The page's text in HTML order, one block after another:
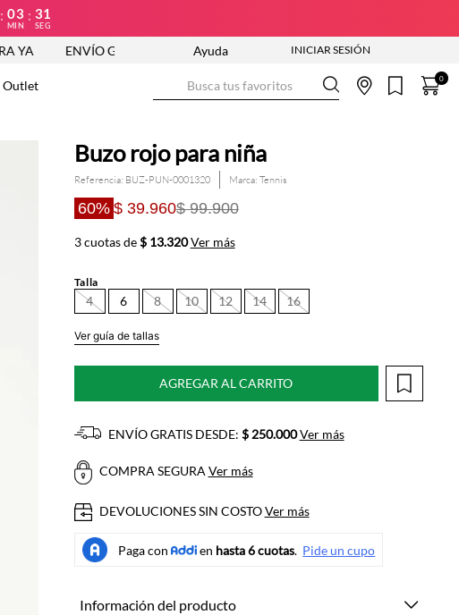
: 03
MIN
: 30
SEG
ENVÍO GRATIS DESDE $250.000 NUEVA COLECCIÓN VER AHORA
Ayuda
Outlet 0
Buzo rojo para niña
Referencia: BUZ-PUN-0001320 Tennis
60% $ 39.960$ 99.900
3 cuotas de$ 13.320 Ver más
Talla
4 6 8 10 12 14 16
Ver guía de tallas
AGREGAR AL CARRITO
ENVÍO GRATIS DESDE: $ 250.000 Ver más
COMPRA SEGURA Ver más
DEVOLUCIONES SIN COSTOVer más
Información del producto